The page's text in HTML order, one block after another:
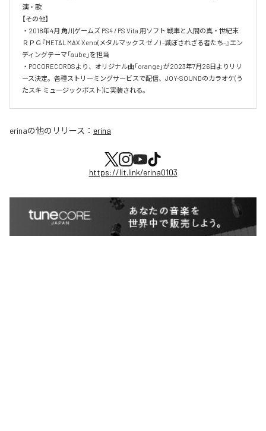
演・歌
【その他】
・2018年4月 角川ゲームズ PS4 / PS Vita 用ソフト 戦車と人間の真・世紀末
ＲＰＧ『METAL MAX Xeno(メタルマックス ゼノ) -滅ぼされざる者たち-』エン
ディングテーマ「aube」を担当
・POCORECORDSより、オリジナル曲「orange」が2023年7月26日よりリリ
ース決定。各種ストリーミングサービスで配信、JOY-SOUNDのカラオケ(う
たスキ ミュージックポスト)に実装される。
erinaの他のリリース： erina
https://lit.link/erina0103